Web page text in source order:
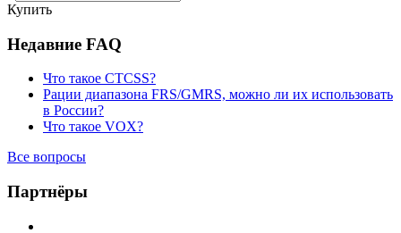
Купить
Недавние FAQ
Что такое CTCSS?
Рации диапазона FRS/GMRS, можно ли их использовать
в России?
Что такое VOX?
Все вопросы
Партнёры